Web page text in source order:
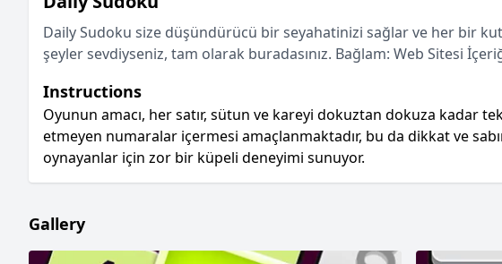
Daily Sudoku size düşündürücü bir seyahatinizi sağlar ve her bir
şeyler sevdiyseniz, tam olarak buradasınız. Bağlam: Web Sitesi
Instructions
Oyunun amacı, her satır, sütun ve kareyi dokuztan dokuza kadar
etmeyen numaralar içermesi amaçlanmaktadır, bu da dikkat ve
oynayanlar için zor bir küpeli deneyimi sunuyor.
Gallery